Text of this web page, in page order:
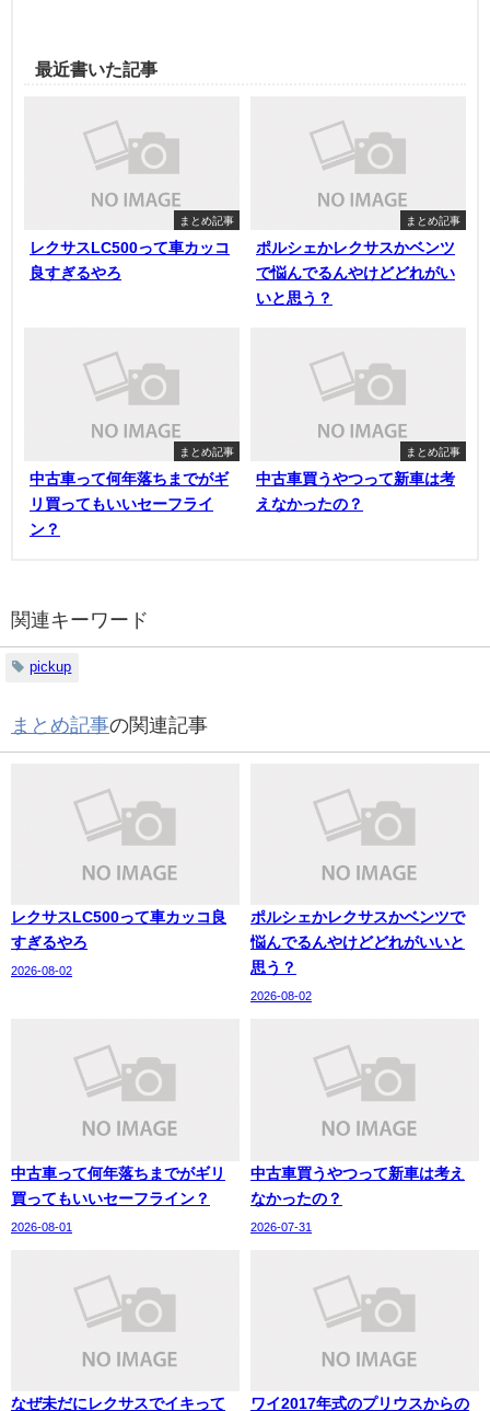
最近書いた記事
まとめ記事
レクサスLC500って車カッコ
良すぎるやろ
まとめ記事
ポルシェかレクサスかベンツ
で悩んでるんやけどどれがい
いと思う？
まとめ記事
中古車って何年落ちまでがギ
リ買ってもいいセーフライ
ン？
まとめ記事
中古車買うやつって新車は考
えなかったの？
関連キーワード
pickup
まとめ記事の関連記事
レクサスLC500って車カッコ良
すぎるやろ
2026-08-02
ポルシェかレクサスかベンツで
悩んでるんやけどどれがいいと
思う？
2026-08-02
中古車って何年落ちまでがギリ
買ってもいいセーフライン？
2026-08-01
中古車買うやつって新車は考え
なかったの？
2026-07-31
なぜ未だにレクサスでイキって
ワイ2017年式のプリウスからの